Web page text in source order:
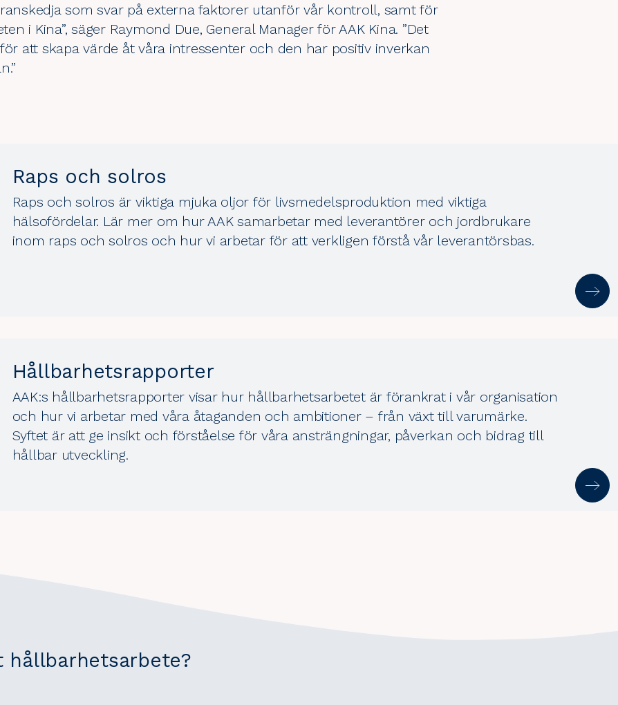
som svar på externa faktorer utanför vår kontroll, samt för
i Kina”, säger Raymond Due, General Manager för AAK Kina. ”Det
att skapa värde åt våra intressenter och den har positiv inverkan
Raps och solros
Raps och solros är viktiga mjuka oljor för livsmedelsproduktion med viktiga
hälsofördelar. Lär mer om hur AAK samarbetar med leverantörer och jordbrukare
inom raps och solros och hur vi arbetar för att verkligen förstå vår leverantörsbas.
Hållbarhetsrapporter
AAK:s hållbarhetsrapporter visar hur hållbarhetsarbetet är förankrat i vår organisation
och hur vi arbetar med våra åtaganden och ambitioner – från växt till varumärke.
Syftet är att ge insikt och förståelse för våra ansträngningar, påverkan och bidrag till
hållbar utveckling.
hållbarhetsarbete?